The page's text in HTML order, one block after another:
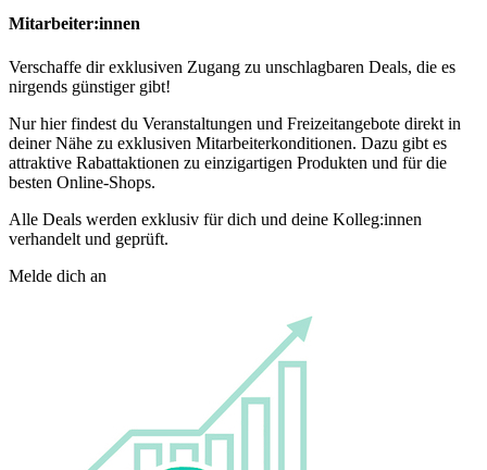
Mitarbeiter:innen
Verschaffe dir exklusiven Zugang zu unschlagbaren Deals, die es
nirgends günstiger gibt!
Nur hier findest du Veranstaltungen und Freizeitangebote direkt in
deiner Nähe zu exklusiven Mitarbeiterkonditionen. Dazu gibt es
attraktive Rabattaktionen zu einzigartigen Produkten und für die
besten Online-Shops.
Alle Deals werden exklusiv für dich und deine Kolleg:innen
verhandelt und geprüft.
Melde dich an